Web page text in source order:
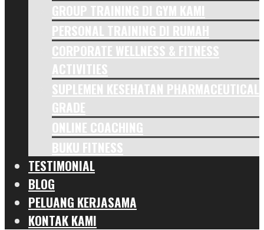
GROUP TRAINING DI GYM KAMI
PERSONAL TRAINING DI RUMAH
CORPORATE WELLNESS & FITNESS
ACTIVITIES
SUPLEMEN KESEHATAN PHARMACEUTICAL
GRADE
ONLINE COACHING
BUKU FITNESS
TESTIMONIAL
BLOG
PELUANG KERJASAMA
KONTAK KAMI